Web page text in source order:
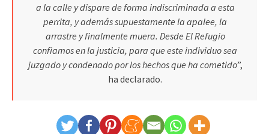
a la calle y dispare de forma indiscriminada a esta
perrita, y además supuestamente la apalee, la
arrastre y finalmente muera. Desde El Refugio
confiamos en la justicia, para que este individuo sea
juzgado y condenado por los hechos que ha cometido”,
ha declarado.